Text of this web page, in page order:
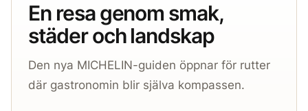
En resa genom smak,
städer och landskap
Den nya MICHELIN-guiden öppnar för rutter
där gastronomin blir själva kompassen.